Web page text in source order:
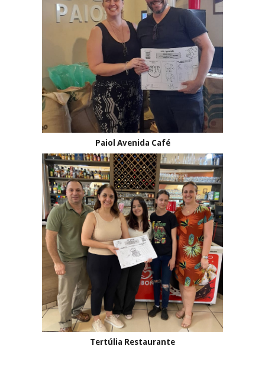
Paiol Avenida Café
Tertúlia Restaurante